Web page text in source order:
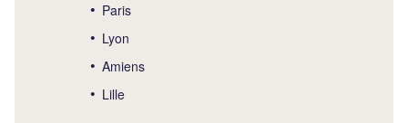
Paris
Lyon
Amiens
Lille